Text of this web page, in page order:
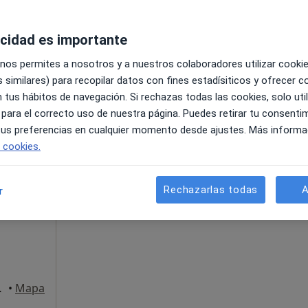
Madrid •Mapa
• Mapa
La reserva de cita online no está
Pedir una cita
es importante
permites a nosotros y a nuestros colaboradores utilizar
similares) para recopilar datos con fines estadísiticos y ofrecer
tus hábitos de navegación. Si rechazas todas las cookies, solo
el correcto uso de nuestra página. Puedes retirar tu
preferencias en cualquier momento desde ajustes. Más
Rechazarlas todas